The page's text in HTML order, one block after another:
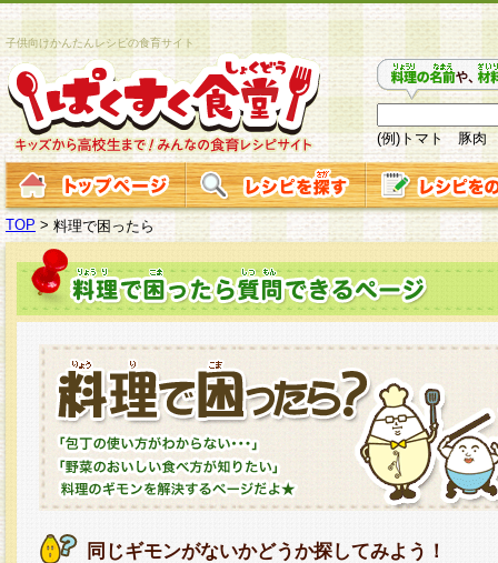
子供向けかんたんレシピの食育サイト
(例)トマト 豚肉
TOP >料理で困ったら
同じギモンがないかどうか探してみよう！